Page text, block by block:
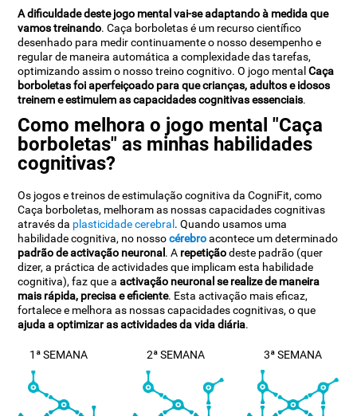
A dificuldade deste jogo mental vai-se adaptando à medida que
vamos treinando. Caça borboletas é um recurso científico
desenhado para medir continuamente o nosso desempenho e
regular de maneira automática a complexidade das tarefas,
optimizando assim o nosso treino cognitivo. O jogo mentalCaça
borboletas foi aperfeiçoado para que crianças, adultos e idosos
treinem e estimulem as capacidades cognitivas essenciais.
Como melhora o jogo mental "Caça
borboletas" as minhas habilidades
cognitivas?
Os jogos e treinos de estimulação cognitiva da CogniFit, como
Caça borboletas, melhoram as nossas capacidades cognitivas
através da plasticidade cerebral. Quando usamos uma
habilidade cognitiva, no nossocérebroacontece um determinado
padrão de activação neuronal. A repetiçãodeste padrão (quer
dizer, a práctica de actividades que implicam esta habilidade
cognitiva), faz que aactivação neuronal se realize de maneira
mais rápida, precisa e eficiente. Esta activação mais eficaz,
fortalece e melhora as nossas capacidades cognitivas, o que
ajuda a optimizar as actividades da vida diária.
1ª SEMANA 2ª SEMANA 3ª SEMANA